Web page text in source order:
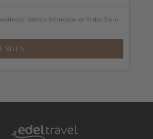
Weitere Informationen finden Sie in